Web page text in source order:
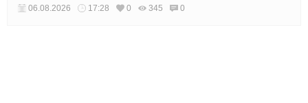
06.08.2026 17:28 0 345 0